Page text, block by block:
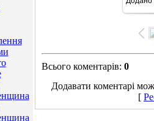
Всього коментарів: 0
Додавати коментарі
[